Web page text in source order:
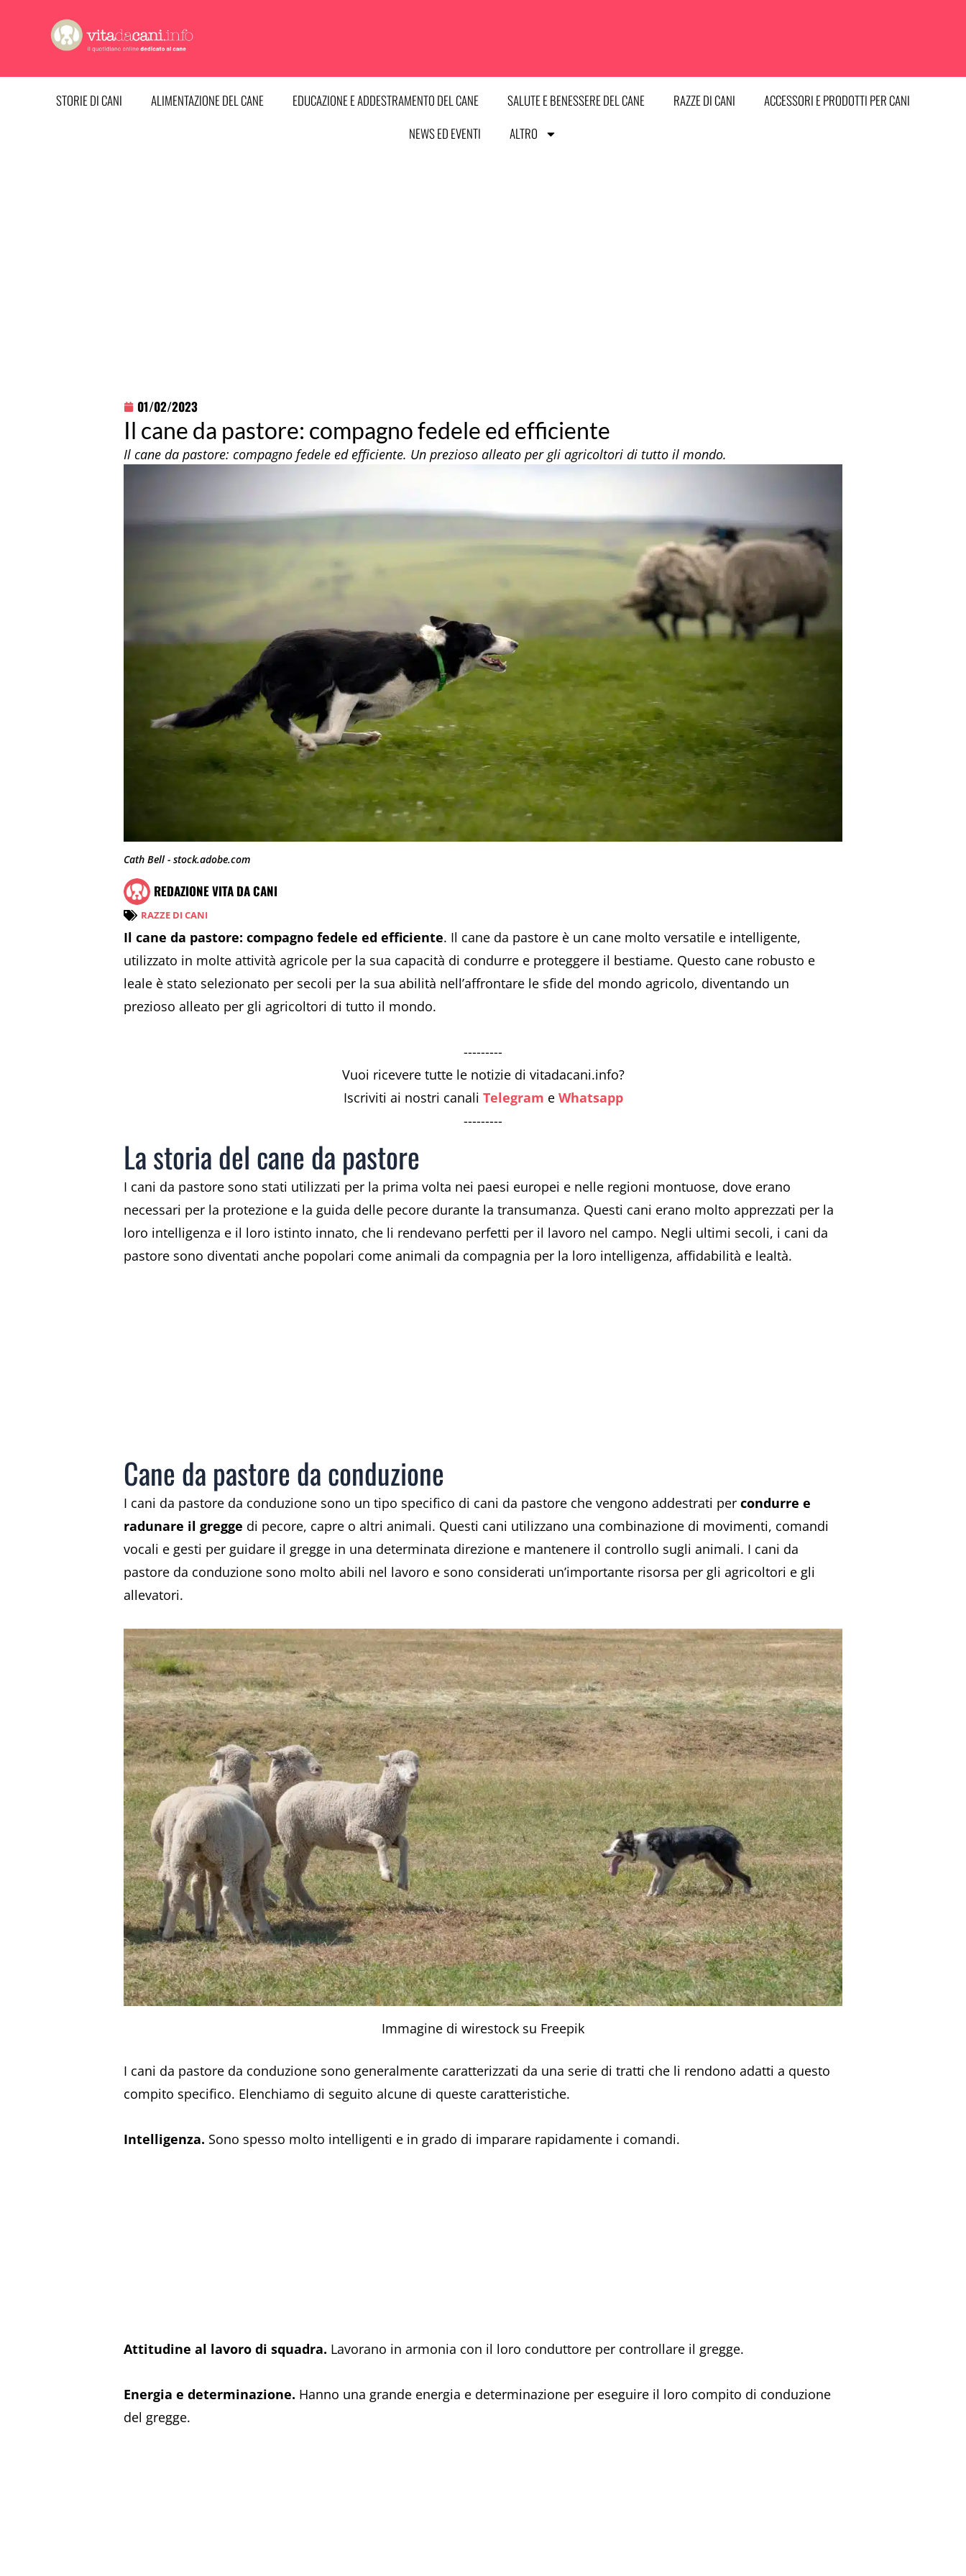
contenuto
STORIE DI CANI ALIMENTAZIONE DEL CANE EDUCAZIONE E ADDESTRAMENTO DEL CANE SALUTE E BENESSERE DEL CANE RAZZE DI CANI
ACCESSORI E PRODOTTI PER CANI
NEWS ED EVENTI
ALTRO
01/02/2023
Il cane da pastore: compagno fedele ed efficiente
Il cane da pastore: compagno fedele ed efficiente. Un prezioso alleato per gli agricoltori di tutto il mondo.
Cath Bell - stock.adobe.com
REDAZIONE VITA DA CANI
RAZZE DI CANI
Il cane da pastore: compagno fedele ed efficiente. Il cane da pastore è un cane molto versatile e intelligente,
utilizzato in molte attività agricole per la sua capacità di condurre e proteggere il bestiame. Questo cane robusto e
leale è stato selezionato per secoli per la sua abilità nell’affrontare le sfide del mondo agricolo, diventando un
prezioso alleato per gli agricoltori di tutto il mondo.
---------
Vuoi ricevere tutte le notizie di vitadacani.info?
Iscriviti ai nostri canali Telegram e Whatsapp
---------
La storia del cane da pastore
I cani da pastore sono stati utilizzati per la prima volta nei paesi europei e nelle regioni montuose, dove erano
necessari per la protezione e la guida delle pecore durante la transumanza. Questi cani erano molto apprezzati per la
loro intelligenza e il loro istinto innato, che li rendevano perfetti per il lavoro nel campo. Negli ultimi secoli, i cani da
pastore sono diventati anche popolari come animali da compagnia per la loro intelligenza, affidabilità e lealtà.
Cane da pastore da conduzione
I cani da pastore da conduzione sono un tipo specifico di cani da pastore che vengono addestrati per condurre e
radunare il gregge di pecore, capre o altri animali. Questi cani utilizzano una combinazione di movimenti, comandi
vocali e gesti per guidare il gregge in una determinata direzione e mantenere il controllo sugli animali. I cani da
pastore da conduzione sono molto abili nel lavoro e sono considerati un’importante risorsa per gli agricoltori e gli
allevatori.
Immagine di wirestock su Freepik
I cani da pastore da conduzione sono generalmente caratterizzati da una serie di tratti che li rendono adatti a questo
compito specifico. Elenchiamo di seguito alcune di queste caratteristiche.
Intelligenza. Sono spesso molto intelligenti e in grado di imparare rapidamente i comandi.
Attitudine al lavoro di squadra. Lavorano in armonia con il loro conduttore per controllare il gregge.
Energia e determinazione. Hanno una grande energia e determinazione per eseguire il loro compito di conduzione
del gregge.